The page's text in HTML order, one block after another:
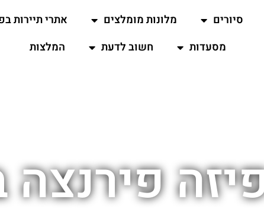
סיורים מלונות מומלצים אתרי תיירות
מסעדות
חשוב לדעת המלצות
פירנצה